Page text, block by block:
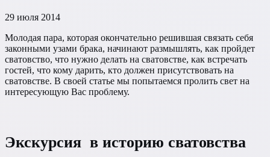
29 июля 2014
Молодая пара, которая окончательно решившая связать себя
законными узами брака, начинают размышлять, как пройдет
сватовство, что нужно делать на сватовстве, как встречать
гостей, что кому дарить, кто должен присутствовать на
сватовстве. В своей статье мы попытаемся пролить свет на
интересующую Вас проблему.
Экскурсия в историю сватовства